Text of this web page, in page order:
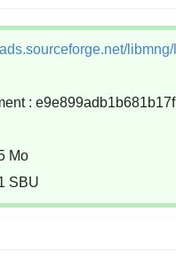
:
Mo
SBU